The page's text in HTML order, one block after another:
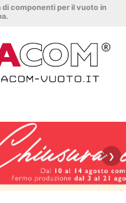
di componenti per il vuoto in
❯